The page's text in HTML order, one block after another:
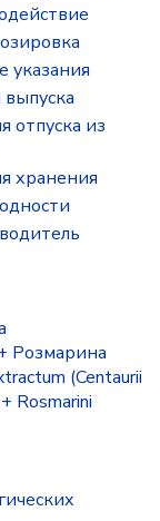
указания
отпуска из
хранения
Розмарина
(Centaurii
Rosmarini